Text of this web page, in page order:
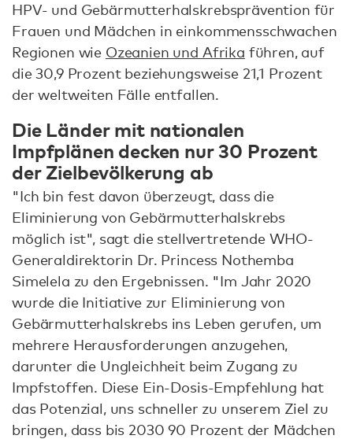
HPV- und Gebärmutterhalskrebsprävention für
Frauen und Mädchen in einkommensschwachen
Regionen wie Ozeanien und Afrika führen, auf
die 30,9 Prozent beziehungsweise 21,1 Prozent
der weltweiten Fälle entfallen.
Die Länder mit nationalen
Impfplänen decken nur 30 Prozent
der Zielbevölkerung ab
"Ich bin fest davon überzeugt, dass die
Eliminierung von Gebärmutterhalskrebs
möglich ist", sagt die stellvertretende WHO-
Generaldirektorin Dr. Princess Nothemba
Simelela zu den Ergebnissen. "Im Jahr 2020
wurde die Initiative zur Eliminierung von
Gebärmutterhalskrebs ins Leben gerufen, um
mehrere Herausforderungen anzugehen,
darunter die Ungleichheit beim Zugang zu
Impfstoffen. Diese Ein-Dosis-Empfehlung hat
das Potenzial, uns schneller zu unserem Ziel zu
bringen, dass bis 2030 90 Prozent der Mädchen